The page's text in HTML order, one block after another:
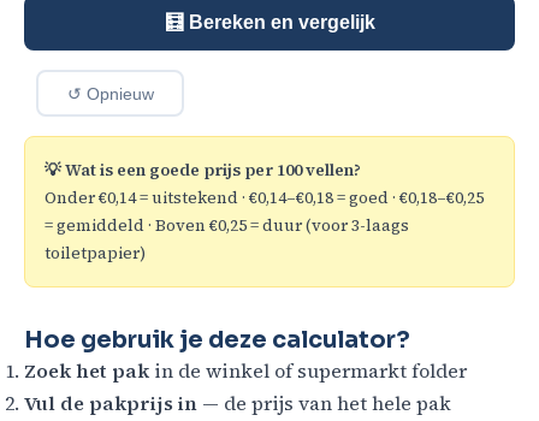
🧮 Bereken en vergelijk
↺ Opnieuw
💡 Wat is een goede prijs per 100 vellen?
Onder €0,14 = uitstekend · €0,14–€0,18 = goed · €0,18–€0,25
= gemiddeld · Boven €0,25 = duur (voor 3-laags
toiletpapier)
Hoe gebruik je deze calculator?
Zoek het pak in de winkel of supermarkt folder
Vul de pakprijs in — de prijs van het hele pak